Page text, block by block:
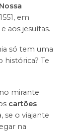
em
aos jesuítas.
só tem uma
histórica? Te
mirante
cartões
se o viajante
na